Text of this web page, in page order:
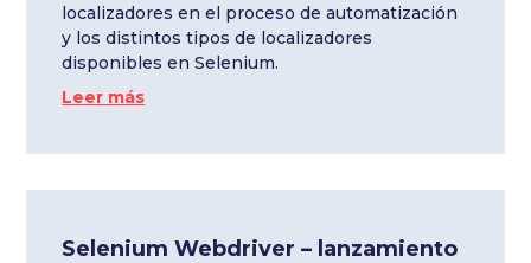
localizadores en el proceso de automatización
y los distintos tipos de localizadores
disponibles en Selenium.
Leer más
Selenium Webdriver – lanzamiento